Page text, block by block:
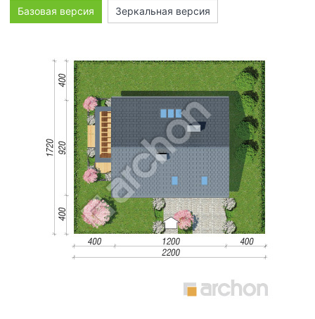
Базовая версия Зеркальная версия